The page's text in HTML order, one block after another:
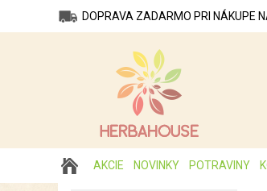
DOPRAVA ZADARMO PRI NÁKUPE
AKCIE NOVINKY POTRAVINY